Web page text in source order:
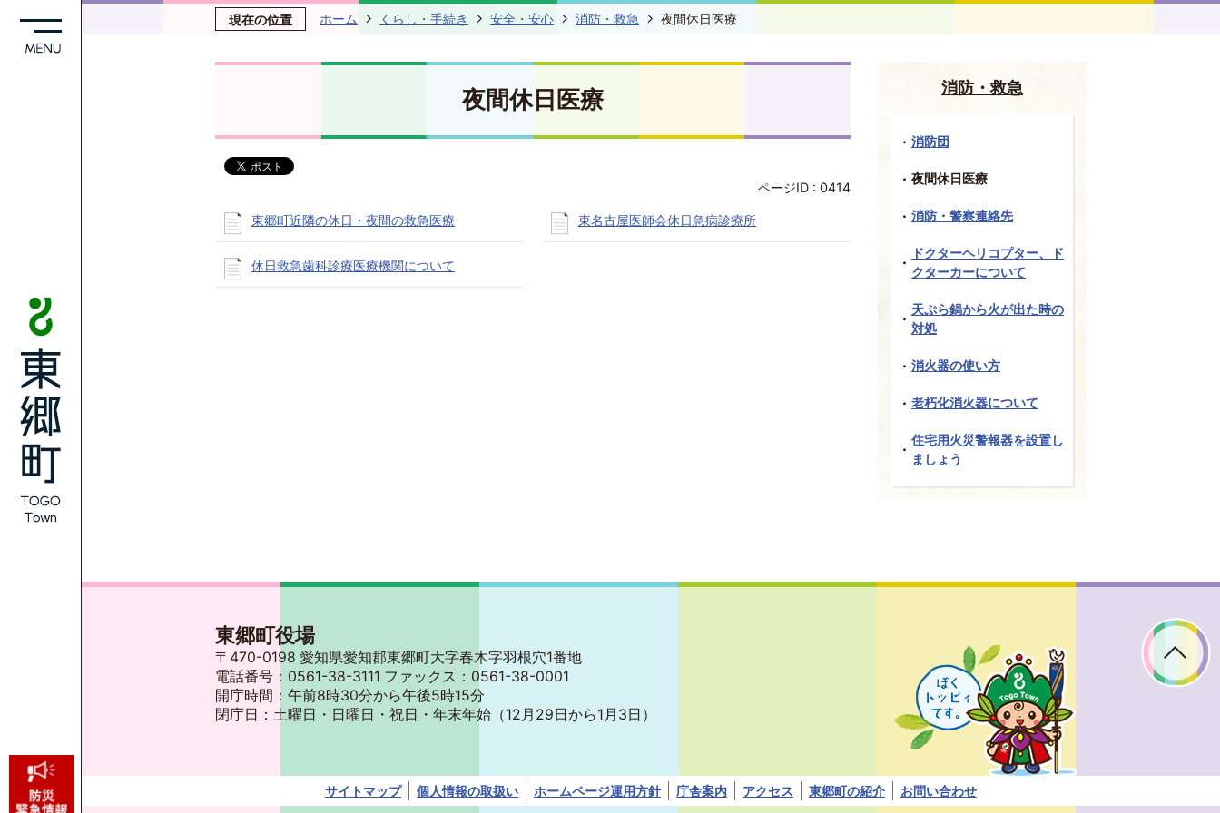
現在の位置 ホーム くらし・手続き 安全・安心 消防・救急 夜間休日医療
夜間休日医療
ページID : 0414
東郷町近隣の休日・夜間の救急医療 東名古屋医師会休日急病診療所
休日救急歯科診療医療機関について
消防・救急
消防団
夜間休日医療
消防・警察連絡先
ドクターヘリコプター、ド
クターカーについて
天ぷら鍋から火が出た時の
対処
消火器の使い方
老朽化消火器について
住宅用火災警報器を設置し
ましょう
東郷町役場
〒470-0198 愛知県愛知郡東郷町大字春木字羽根穴1番地
電話番号：0561-38-3111 ファックス：0561-38-0001
開庁時間：午前8時30分から午後5時15分
閉庁日：土曜日・日曜日・祝日・年末年始 （12月29日から1月3日）
ッ
ピ
す。
サイトマップ 個人情報の取扱い ホームページ運用方針 庁舎案内 アクセス 東郷町の紹介 お問い合わせ